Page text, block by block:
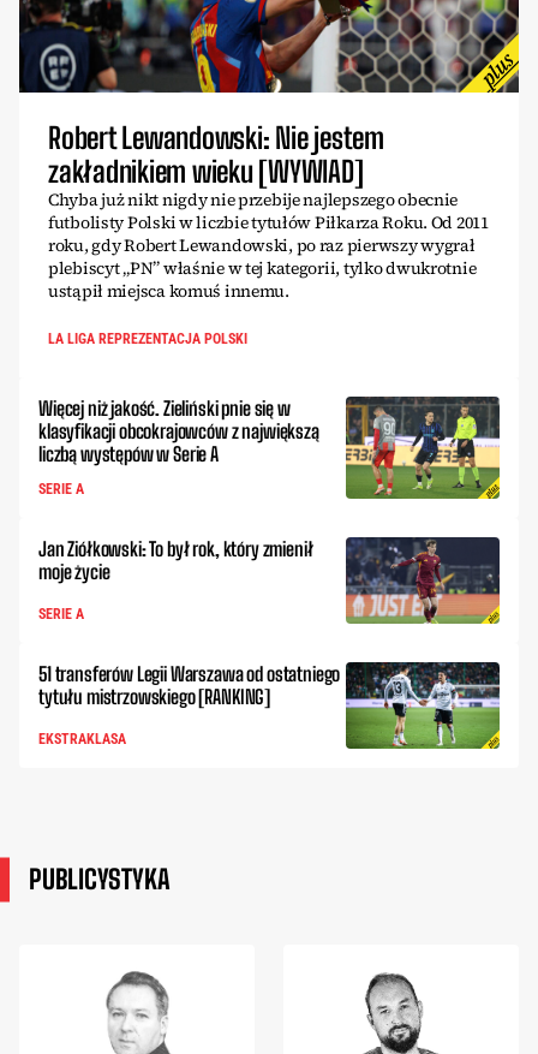
Robert Lewandowski: Nie jestem
zakładnikiem wieku [WYWIAD]
Chyba już nikt nigdy nie przebije najlepszego obecnie
futbolisty Polski w liczbie tytułów Piłkarza Roku. Od 2011
roku, gdy Robert Lewandowski, po raz pierwszy wygrał
plebiscyt „PN” właśnie w tej kategorii, tylko dwukrotnie
ustąpił miejsca komuś innemu.
LA LIGA REPREZENTACJA POLSKI
Więcej niż jakość. Zieliński pnie się w
klasyfikacji obcokrajowców z największą
liczbą występów w Serie A
SERIE A
Jan Ziółkowski: To był rok, który zmienił
moje życie
SERIE A
51 transferów Legii Warszawa od ostatniego
tytułu mistrzowskiego [RANKING]
EKSTRAKLASA
PUBLICYSTYKA